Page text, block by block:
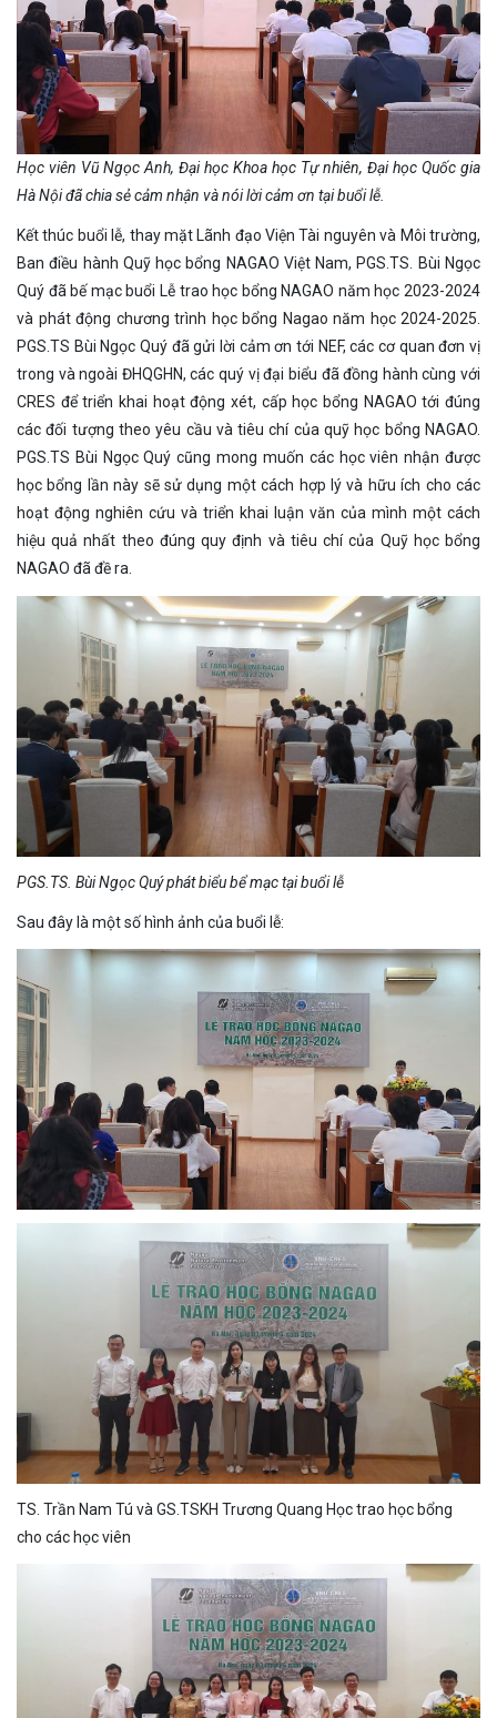
Học viên Vũ Ngọc Anh, Đại học Khoa học Tự nhiên, Đại học Quốc gia
Hà Nội đã chia sẻ cảm nhận và nói lời cảm ơn tại buổi lễ.
Kết thúc buổi lễ, thay mặt Lãnh đạo Viện Tài nguyên và Môi trường,
Ban điều hành Quỹ học bổng NAGAO Việt Nam, PGS.TS. Bùi Ngọc
Quý đã bế mạc buổi Lễ trao học bổng NAGAO năm học 2023-2024
và phát động chương trình học bổng Nagao năm học 2024-2025.
PGS.TS Bùi Ngọc Quý đã gửi lời cảm ơn tới NEF, các cơ quan đơn vị
trong và ngoài ĐHQGHN, các quý vị đại biểu đã đồng hành cùng với
CRES để triển khai hoạt động xét, cấp học bổng NAGAO tới đúng
các đối tượng theo yêu cầu và tiêu chí của quỹ học bổng NAGAO.
PGS.TS Bùi Ngọc Quý cũng mong muốn các học viên nhận được
học bổng lần này sẽ sử dụng một cách hợp lý và hữu ích cho các
hoạt động nghiên cứu và triển khai luận văn của mình một cách
hiệu quả nhất theo đúng quy định và tiêu chí của Quỹ học bổng
NAGAO đã đề ra.
PGS.TS. Bùi Ngọc Quý phát biểu bể mạc tại buổi lễ
Sau đây là một số hình ảnh của buổi lễ:
TS. Trần Nam Tú và GS.TSKH Trương Quang Học trao học bổng
cho các học viên